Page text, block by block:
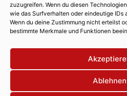
zuzugreifen. Wenn du diesen
wie das Surfverhalten oder eindeutige IDs
Wenn du deine Zustimmung nicht erteilst
bestimmte Merkmale und Funktionen
Ablehnen
Werbung